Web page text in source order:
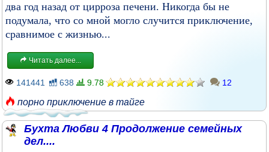
два год назад от цирроза печени. Никогда бы не
подумала, что со мной могло случится приключение,
сравнимое с жизнью...
Читать далее...
141441 638 9.78 12
порно приключение в тайге
Бухта Любви 4 Продолжение семейных
дел....